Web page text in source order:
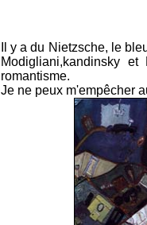
Il y a du Nietzsche, le
Modigliani,kandinsky
romantisme.
Je ne peux m'empêcher